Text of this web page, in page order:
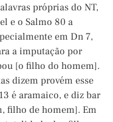
próprias do NT,
e o Salmo 80 a
em Dn 7,
a imputação por
[o filho do homem].
dizem provém esse
é aramaico, e diz bar
filho de homem]. Em